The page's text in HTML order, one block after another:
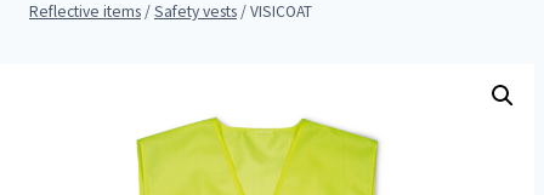
Reflective items /Safety vests /VISICOAT